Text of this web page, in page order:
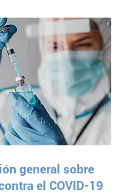
general sobre
el COVID-19